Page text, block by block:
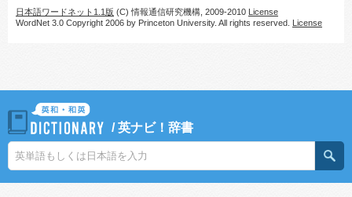
日本語ワードネット1.1版 (C) 情報通信研究機構, 2009-2010 License
WordNet 3.0 Copyright 2006 by Princeton University. All rights reserved. License
/英ナビ！辞書